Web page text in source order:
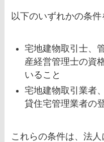
以下のいずれかの条件
宅地建物取引士、
産経営管理士の資
いること
宅地建物取引業者
貸住宅管理業者の
これらの条件は、法